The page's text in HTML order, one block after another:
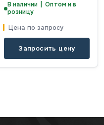
В наличии | Оптом и в
розницу
Цена по запросу
Запросить цену